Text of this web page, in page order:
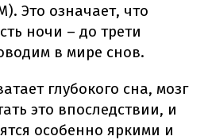
Это означает, что
ночи – до трети
в мире снов.
глубокого сна, мозг
это впоследствии, и
особенно яркими и